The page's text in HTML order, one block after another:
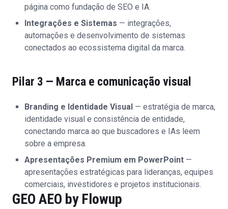
página como fundação de SEO e IA.
Integrações e Sistemas — integrações,
automações e desenvolvimento de sistemas
conectados ao ecossistema digital da marca.
Pilar 3 — Marca e comunicação visual
Branding e Identidade Visual — estratégia de marca,
identidade visual e consistência de entidade,
conectando marca ao que buscadores e IAs leem
sobre a empresa.
Apresentações Premium em PowerPoint —
apresentações estratégicas para lideranças, equipes
comerciais, investidores e projetos institucionais.
GEO AEO by Flowup